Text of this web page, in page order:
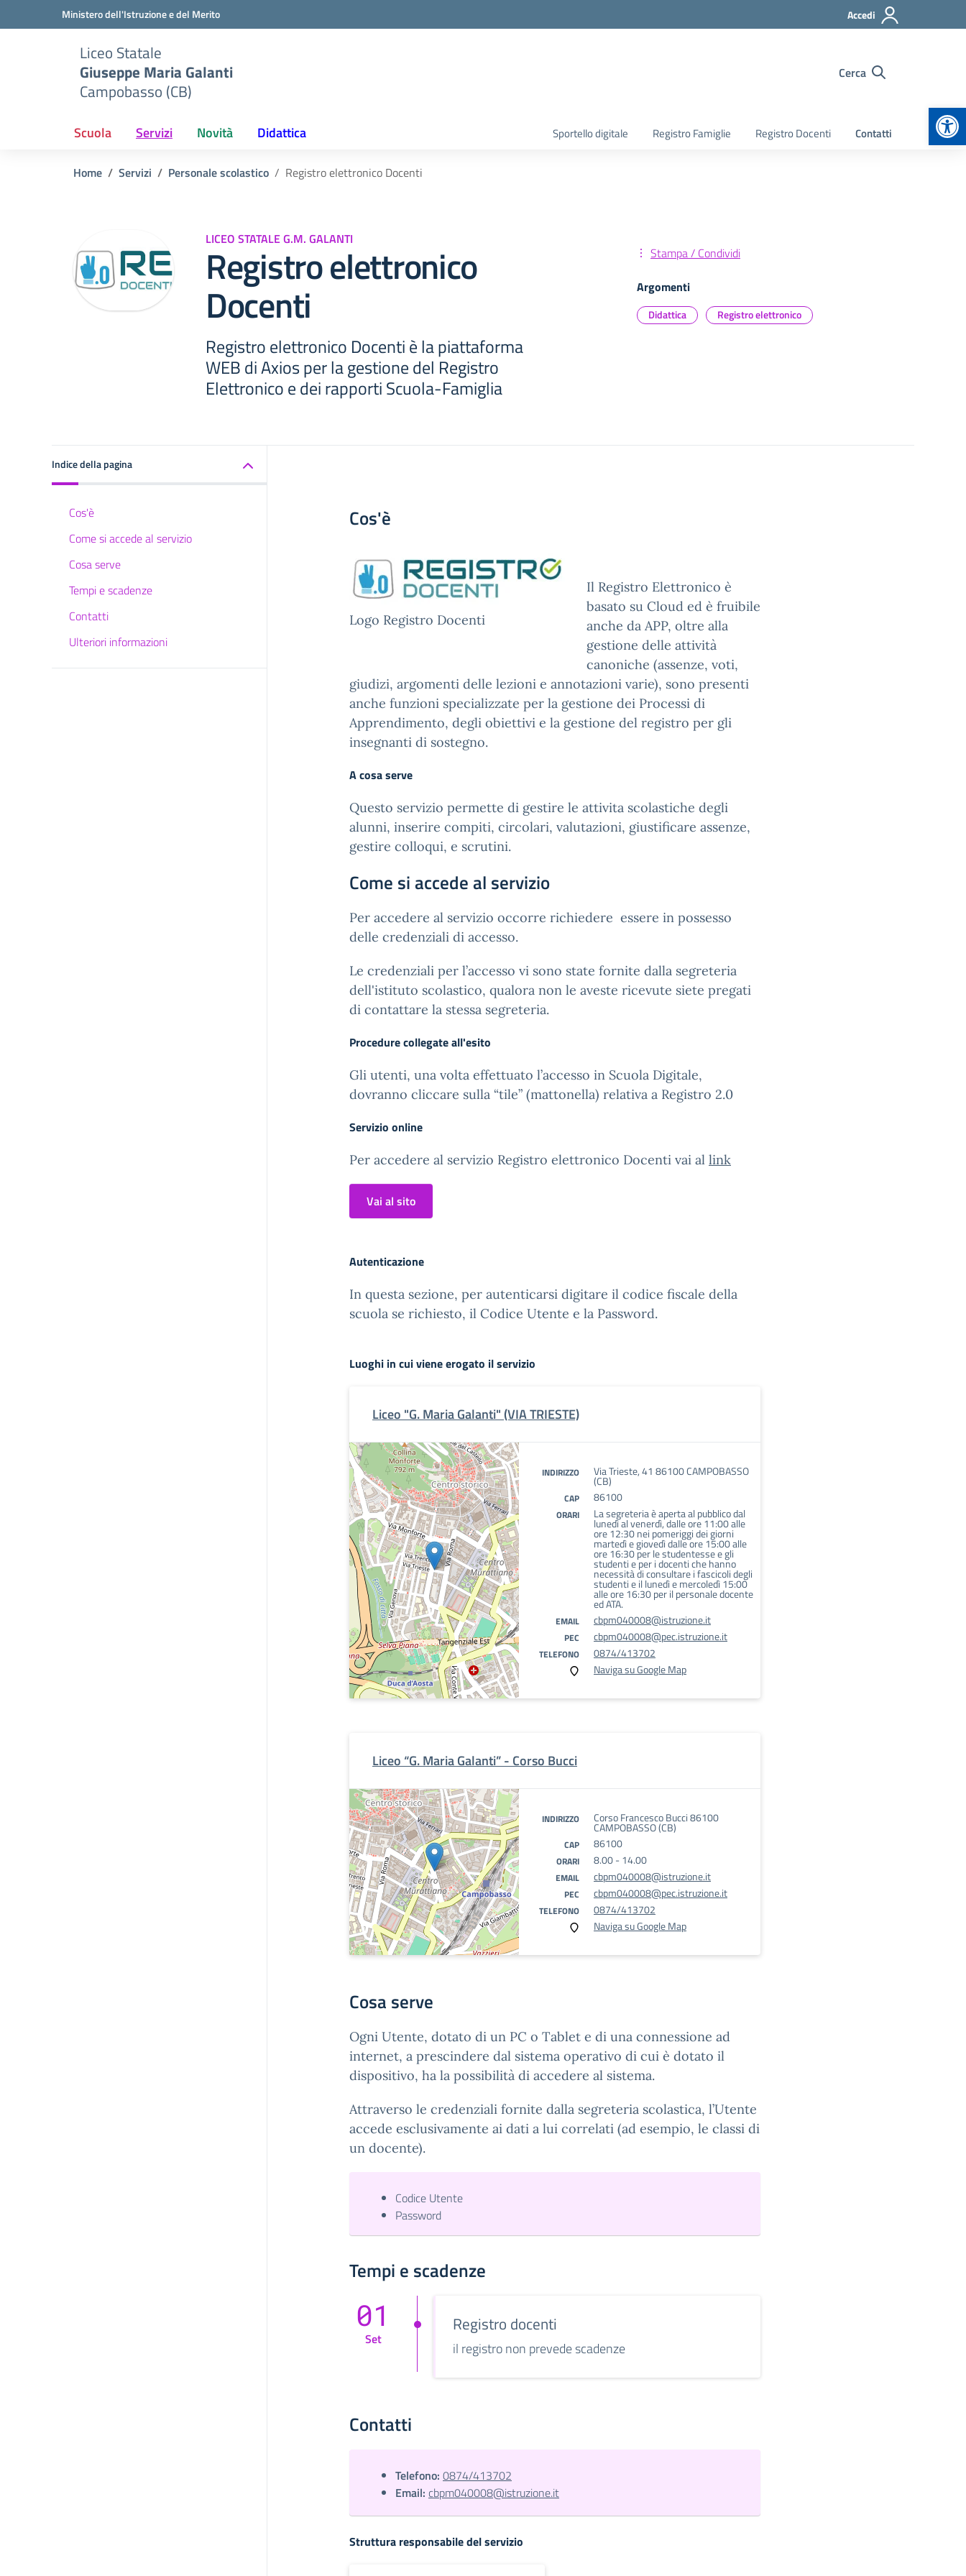
Vai ai contenuti
Vai al menu di navigazioneMinistero dell'Istruzione e del Merito Accedi
Liceo Statale
Giuseppe Maria Galanti
Campobasso (CB)
Cerca
Scuola Servizi Novità Didattica Sportello digitale Registro Famiglie Registro Docenti Contatti
Home Servizi Personale scolastico Registro elettronico Docenti
LICEO STATALE G.M. GALANTI
Registro elettronico
Docenti
Registro elettronico Docenti è la piattaforma
WEB di Axios per la gestione del Registro
Elettronico e dei rapporti Scuola-Famiglia
Stampa / Condividi
Argomenti
Didattica Registro elettronico
Indice della pagina
Cos'è
Come si accede al servizio
Cosa serve
Tempi e scadenze
Contatti
Ulteriori informazioni
Cos'è
Logo Registro Docenti
Il Registro Elettronico è
basato su Cloud ed è fruibile
anche da APP, oltre alla
gestione delle attività
canoniche (assenze, voti,
giudizi, argomenti delle lezioni e annotazioni varie), sono presenti
anche funzioni specializzate per la gestione dei Processi di
Apprendimento, degli obiettivi e la gestione del registro per gli
insegnanti di sostegno.
A cosa serve
Questo servizio permette di gestire le attivita scolastiche degli
alunni, inserire compiti, circolari, valutazioni, giustificare assenze,
gestire colloqui, e scrutini.
Come si accede al servizio
Per accedere al servizio occorre richiedere essere in possesso
delle credenziali di accesso.
Le credenziali per l’accesso vi sono state fornite dalla segreteria
dell'istituto scolastico, qualora non le aveste ricevute siete pregati
di contattare la stessa segreteria.
Procedure collegate all'esito
Gli utenti, una volta effettuato l’accesso in Scuola Digitale,
dovranno cliccare sulla “tile” (mattonella) relativa a Registro 2.0
Servizio online
Per accedere al servizio Registro elettronico Docenti vai al link
Vai al sito
Autenticazione
In questa sezione, per autenticarsi digitare il codice fiscale della
scuola se richiesto, il Codice Utente e la Password.
Luoghi in cui viene erogato il servizio
Liceo "G. Maria Galanti" (VIA TRIESTE)
INDIRIZZO Via Trieste, 41 86100 CAMPOBASSO
(CB)
CAP 86100
ORARI La segreteria è aperta al pubblico dal
lunedì al venerdì, dalle ore 11:00 alle
ore 12:30 nei pomeriggi dei giorni
martedì e giovedì dalle ore 15:00 alle
ore 16:30 per le studentesse e gli
studenti e per i docenti che hanno
necessità di consultare i fascicoli degli
studenti e il lunedì e mercoledì 15:00
alle ore 16:30 per il personale docente
ed ATA.
EMAIL cbpm040008@istruzione.it
PEC cbpm040008@pec.istruzione.it
TELEFONO
0874/413702
Naviga su Google Map
Liceo “G. Maria Galanti” - Corso Bucci
INDIRIZZO Corso Francesco Bucci 86100
CAMPOBASSO (CB)
CAP 86100
ORARI 8.00 - 14.00
EMAIL cbpm040008@istruzione.it
PEC cbpm040008@pec.istruzione.it
TELEFONO
0874/413702
Naviga su Google Map
Cosa serve
Ogni Utente, dotato di un PC o Tablet e di una connessione ad
internet, a prescindere dal sistema operativo di cui è dotato il
dispositivo, ha la possibilità di accedere al sistema.
Attraverso le credenziali fornite dalla segreteria scolastica, l’Utente
accede esclusivamente ai dati a lui correlati (ad esempio, le classi di
un docente).
Codice Utente
Password
Tempi e scadenze
01
Set
Registro docenti
il registro non prevede scadenze
Contatti
Telefono: 0874/413702
Email: cbpm040008@istruzione.it
Struttura responsabile del servizio